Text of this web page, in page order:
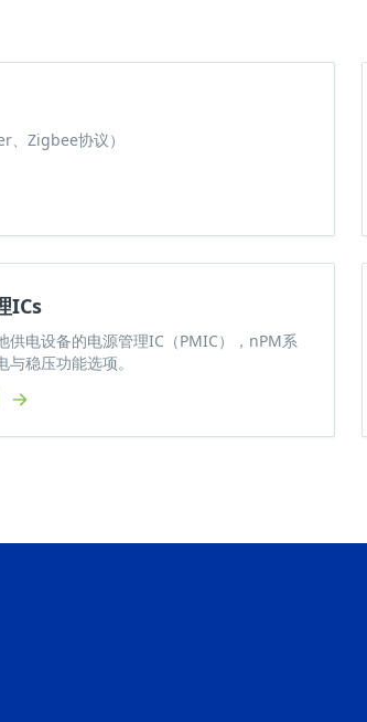
Zigbee协议）
ICs
供电设备的电源管理IC（PMIC），nPM系
与稳压功能选项。